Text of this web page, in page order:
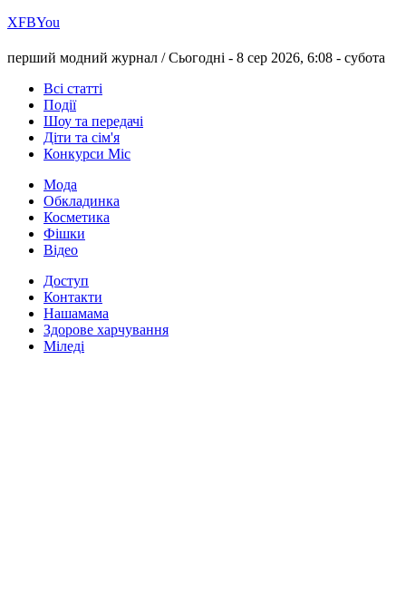
ХFBYou
перший модний журнал /Сьогодні - 8 сер 2026, 6:08 - субота
Всі статті
Події
Шоу та передачі
Діти та сім'я
Конкурси Міс
Мода
Обкладинка
Косметика
Фішки
Відео
Доступ
Контакти
Нашамама
Здорове харчування
Міледі